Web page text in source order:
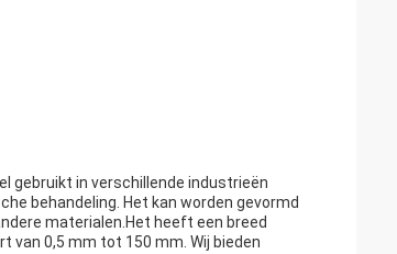
gebruikt in verschillende industrieën
behandeling. Het kan worden gevormd
materialen.Het heeft een breed
van 0,5 mm tot 150 mm. Wij bieden